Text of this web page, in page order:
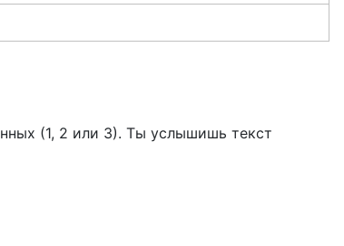
(1, 2 или 3). Ты услышишь текст